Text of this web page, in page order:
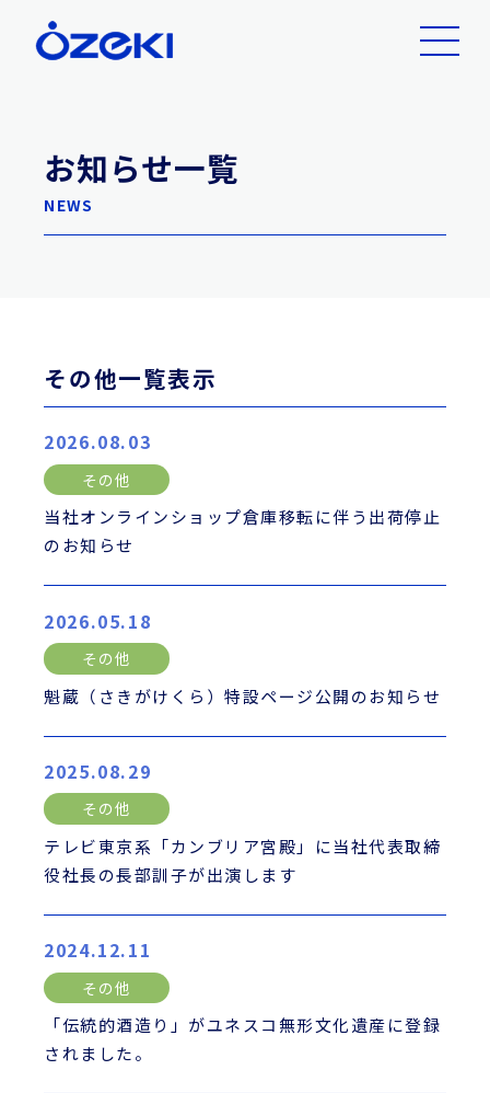
お知らせ一覧
NEWS
その他一覧表示
2026.08.03
その他
当社オンラインショップ倉庫移転に伴う出荷停止
のお知らせ
2026.05.18
その他
魁蔵（さきがけくら）特設ページ公開のお知らせ
2025.08.29
その他
テレビ東京系「カンブリア宮殿」に当社代表取締
役社長の長部訓子が出演します
2024.12.11
その他
「伝統的酒造り」がユネスコ無形文化遺産に登録
されました。